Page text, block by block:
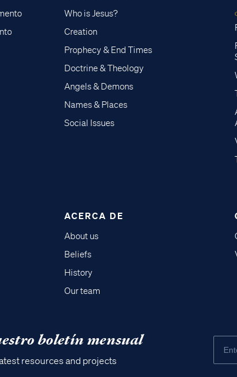
Who is Jesus?
Creation
Prophecy & End Times
Doctrine & Theology
Angels & Demons
Names & Places
Social Issues
ACERCA DE
About us
Beliefs
History
Our team
boletín mensual
resources and projects